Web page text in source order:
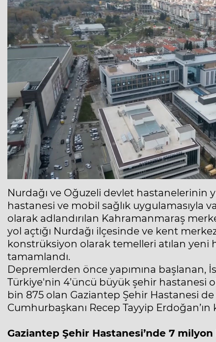
Nurdağı ve Oğuzeli devlet hastanelerinin
hastanesi ve mobil sağlık uygulamasıyla
olarak adlandırılan Kahramanmaraş
yol açtığı Nurdağı ilçesinde ve kent
konstrüksiyon olarak temelleri atılan yeni
tamamlandı.
Depremlerden önce yapımına başlanan,
Türkiye'nin 4’üncü büyük şehir hastanesi
bin 875 olan Gaziantep Şehir Hastanesi
Cumhurbaşkanı Recep Tayyip
Gaziantep Şehir Hastanesi’nde 7